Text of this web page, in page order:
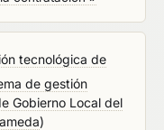
tecnológica de
de gestión
Gobierno Local del
)